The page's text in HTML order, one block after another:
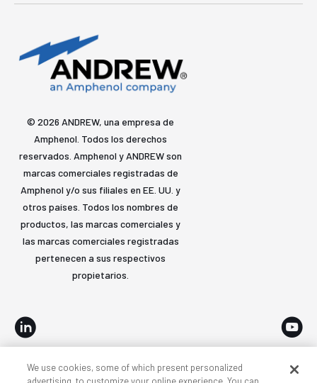
© 2026 ANDREW, una empresa de
Amphenol. Todos los derechos
reservados. Amphenol y ANDREW son
marcas comerciales registradas de
Amphenol y/o sus filiales en EE. UU. y
otros países. Todos los nombres de
productos, las marcas comerciales y
las marcas comerciales registradas
pertenecen a sus respectivos
propietarios.
Accesibilidad Privacidad y cookies Términos
We use cookies, some of which present personalized